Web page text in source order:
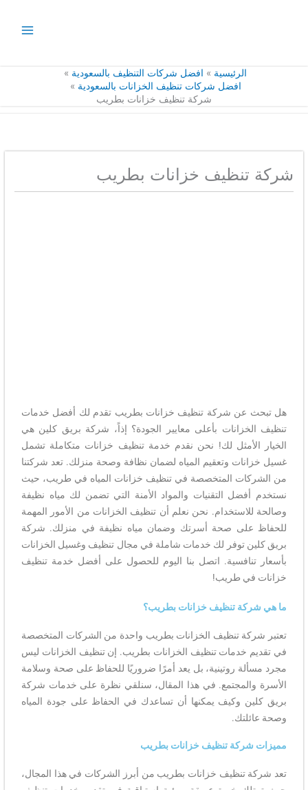
الرئيسية
افضل شركات التنظيف بالسعودية
افضل شركات تنظيف الخزانات بالسعودية
شركة تنظيف خزانات بطريب
شركة تنظيف خزانات بطريب
هل تبحث عن شركة تنظيف خزانات بطريب تقدم لك أفضل خدمات
تنظيف الخزانات بأعلى معايير الجودة؟ إذاً، شركة بريق كلين هي
الخيار الأمثل لك! نحن نقدم خدمة تنظيف خزانات متكاملة تشمل
غسيل خزانات وتعقيم المياه لضمان نظافة وصحة منزلك. تعد شركتنا
من الشركات المتخصصة في تنظيف خزانات المياه في طريب، حيث
نستخدم أفضل التقنيات والمواد الأمنة التي تضمن لك مياه نظيفة
وصالحة للاستخدام. نحن نعلم أن تنظيف الخزانات من الأمور المهمة
للحفاظ على صحة أسرتك وضمان مياه نظيفة في منزلك. شركة
بريق كلين توفر لك خدمات شاملة في مجال تنظيف وغسيل الخزانات
بأسعار تنافسية. اتصل بنا اليوم للحصول على أفضل خدمة تنظيف
خزانات في طريب!
ما هي شركة تنظيف خزانات بطريب؟
تعتبر شركة تنظيف الخزانات بطريب واحدة من الشركات المتخصصة
في تقديم خدمات تنظيف الخزانات بطريب. إن تنظيف الخزانات ليس
مجرد مسألة روتينية، بل يعد أمرًا ضروريًا للحفاظ على صحة وسلامة
الأسرة والمجتمع. في هذا المقال، سنلقي نظرة على خدمات شركة
بريق كلين وكيف يمكنها أن تساعدك في الحفاظ على جودة المياه
وصحة عائلتك.
مميزات شركة تنظيف خزانات بطريب
تعد شركة تنظيف خزانات بطريب من أبرز الشركات في هذا المجال،